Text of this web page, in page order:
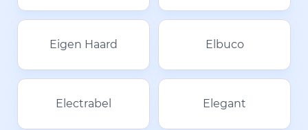
Eigen Haard Elbuco
Electrabel Elegant